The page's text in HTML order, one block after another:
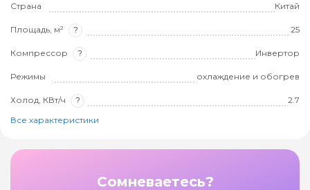
Страна Китай
Площадь, м² ? 25
Компрессор ? Инвертор
Режимы охлаждение и обогрев
Холод, КВт/ч ?
2.7
Все характеристики
Сомневаетесь?